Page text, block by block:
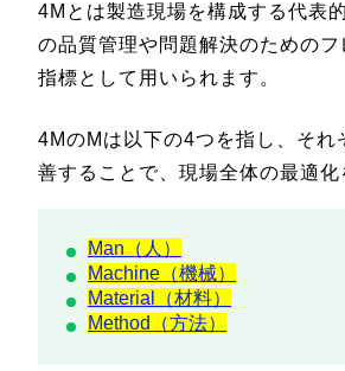
4Mとは製造現場を構成する代表
の品質管理や問題解決のためのフ
指標として用いられます。
4MのMは以下の4つを指し、それ
善することで、現場全体の最適化
Man（人）
Machine（機械）
Material（材料）
Method（方法）